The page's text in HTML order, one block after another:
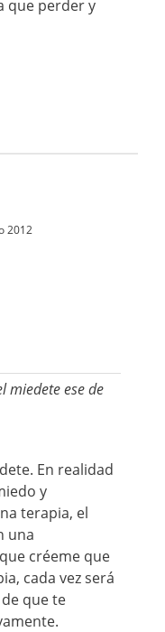
que perder y
2012
miedete ese de
En realidad
y
terapia, el
una
créeme que
cada vez será
que te